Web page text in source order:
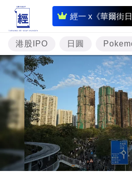
經一 x《華爾街日
即
時
財
經
專
題
資
樓
市
港股IPO 日圓